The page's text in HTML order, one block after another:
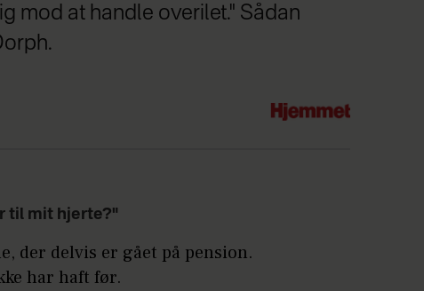
mod at handle overilet." Sådan
til mit hjerte?"
der delvis er gået på pension.
har haft før.